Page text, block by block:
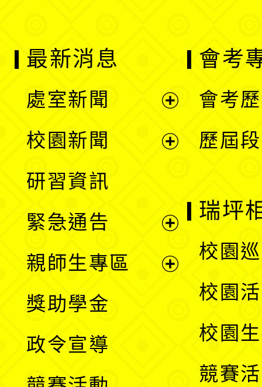
最新消息
處室新聞
單
校園新聞
選
單
研習資訊
緊急通告
親師生專區
獎助學金
政令宣導
會考
會考
歷屆
瑞坪
校園
校園
校園
競賽